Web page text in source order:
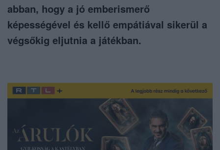
abban, hogy a jó emberismerő
képességével és kellő empátiával sikerül a
végsőkig eljutnia a játékban.